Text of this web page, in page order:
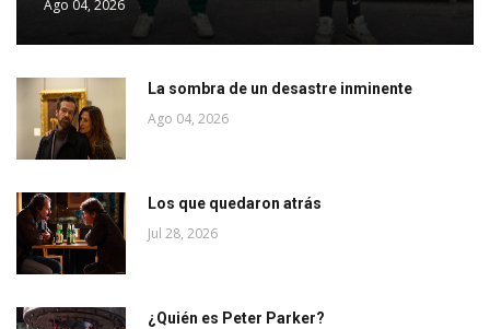
Ago 04, 2026
La sombra de un desastre inminente
Ago 04, 2026
Los que quedaron atrás
Jul 28, 2026
¿Quién es Peter Parker?